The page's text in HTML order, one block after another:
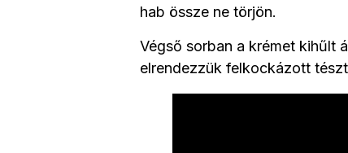
hab össze ne törjön.
Végső sorban a krémet kihűlt
elrendezzük felkockázott